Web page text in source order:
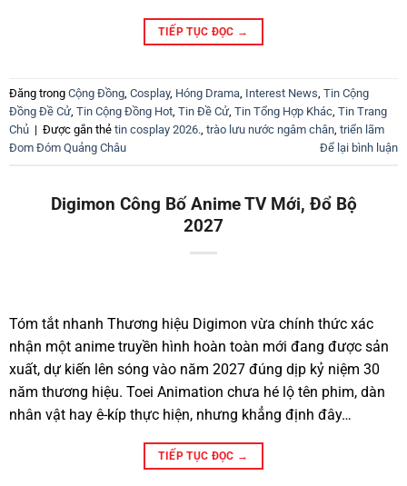
TIẾP TỤC ĐỌC →
Đăng trong Cộng Đồng, Cosplay, Hóng Drama, Interest News, Tin Cộng
Đồng Đề Cử, Tin Cộng Đồng Hot, Tin Đề Cử, Tin Tổng Hợp Khác, Tin Trang
Chủ | Được gắn thẻ tin cosplay 2026., trào lưu nước ngâm chân, triển lãm
Đom Đóm Quảng Châu
Để lại bình luận
Digimon Công Bố Anime TV Mới, Đổ Bộ
2027
Tóm tắt nhanh Thương hiệu Digimon vừa chính thức xác
nhận một anime truyền hình hoàn toàn mới đang được sản
xuất, dự kiến lên sóng vào năm 2027 đúng dịp kỷ niệm 30
năm thương hiệu. Toei Animation chưa hé lộ tên phim, dàn
nhân vật hay ê-kíp thực hiện, nhưng khẳng định đây…
TIẾP TỤC ĐỌC →